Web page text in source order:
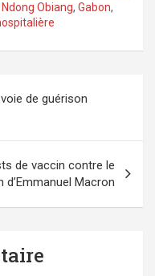
Obiang, Gabon,
de guérison
de vaccin contre le
d’Emmanuel Macron